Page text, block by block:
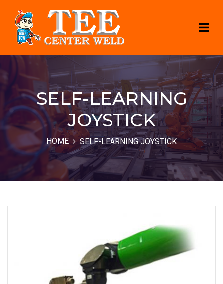
SELF-LEARNING
JOYSTICK
HOME SELF-LEARNING JOYSTICK